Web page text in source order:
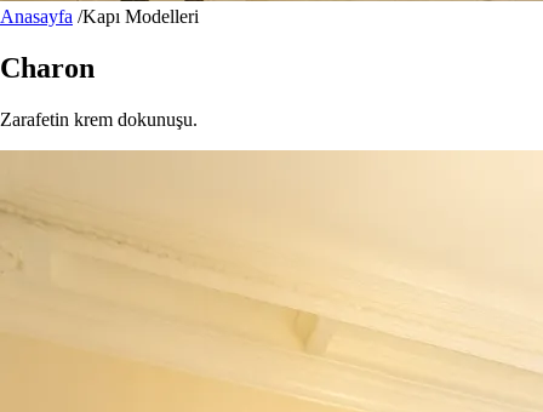
Anasayfa /Kapı Modelleri
Charon
Zarafetin krem dokunuşu.